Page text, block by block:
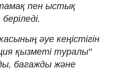
пен ыстық
әуе кеңістігін
қызметі туралы"
багажды және